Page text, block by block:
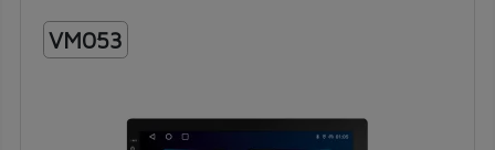
VM053